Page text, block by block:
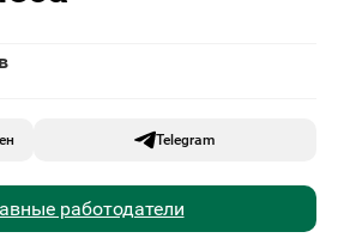
Telegram
работодатели